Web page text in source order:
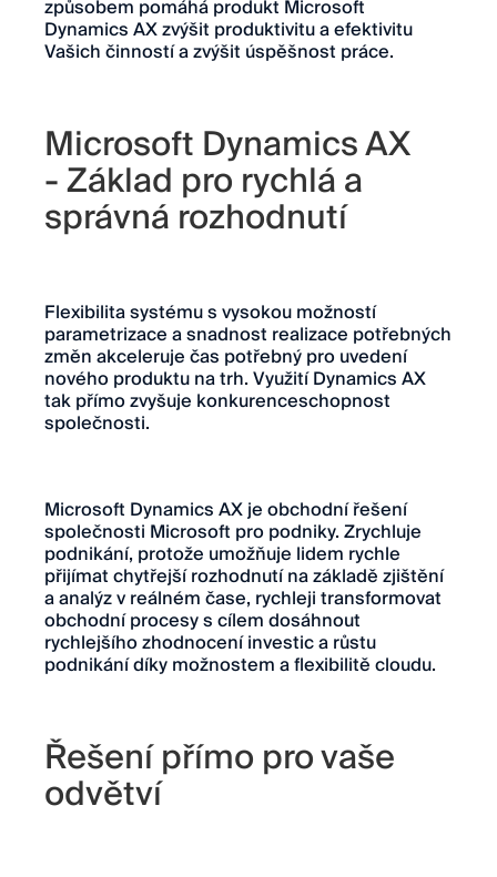
způsobem pomáhá produkt Microsoft
Dynamics AX zvýšit produktivitu a efektivitu
Vašich činností a zvýšit úspěšnost práce.
Microsoft Dynamics AX
- Základ pro rychlá a
správná rozhodnutí
Flexibilita systému s vysokou možností
parametrizace a snadnost realizace potřebných
změn akceleruje čas potřebný pro uvedení
nového produktu na trh. Využití Dynamics AX
tak přímo zvyšuje konkurenceschopnost
společnosti.
Microsoft Dynamics AX je obchodní řešení
společnosti Microsoft pro podniky. Zrychluje
podnikání, protože umožňuje lidem rychle
přijímat chytřejší rozhodnutí na základě zjištění
a analýz v reálném čase, rychleji transformovat
obchodní procesy s cílem dosáhnout
rychlejšího zhodnocení investic a růstu
podnikání díky možnostem a flexibilitě cloudu.
Řešení přímo pro vaše
odvětví